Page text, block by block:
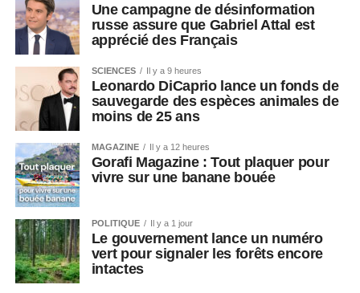
Une campagne de désinformation
russe assure que Gabriel Attal est
apprécié des Français
SCIENCES Il y a 9 heures
Leonardo DiCaprio lance un fonds de
sauvegarde des espèces animales de
moins de 25 ans
MAGAZINE Il y a 12 heures
Gorafi Magazine : Tout plaquer pour
vivre sur une banane bouée
POLITIQUE Il y a 1 jour
Le gouvernement lance un numéro
vert pour signaler les forêts encore
intactes